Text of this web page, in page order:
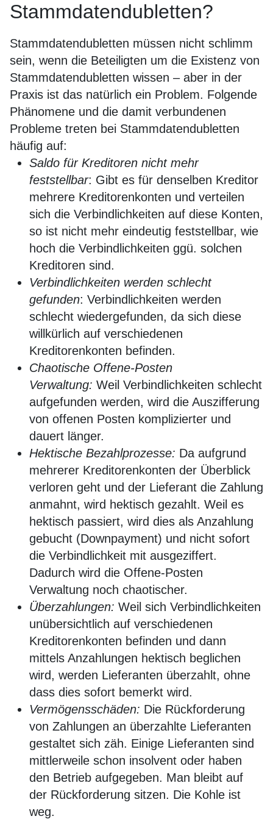
Stammdatendubletten?
Stammdatendubletten müssen nicht schlimm
sein, wenn die Beteiligten um die Existenz von
Stammdatendubletten wissen – aber in der
Praxis ist das natürlich ein Problem. Folgende
Phänomene und die damit verbundenen
Probleme treten bei Stammdatendubletten
häufig auf:
Saldo für Kreditoren nicht mehr
feststellbar: Gibt es für denselben Kreditor
mehrere Kreditorenkonten und verteilen
sich die Verbindlichkeiten auf diese Konten,
so ist nicht mehr eindeutig feststellbar, wie
hoch die Verbindlichkeiten ggü. solchen
Kreditoren sind.
Verbindlichkeiten werden schlecht
gefunden: Verbindlichkeiten werden
schlecht wiedergefunden, da sich diese
willkürlich auf verschiedenen
Kreditorenkonten befinden.
Chaotische Offene-Posten
Verwaltung: Weil Verbindlichkeiten schlecht
aufgefunden werden, wird die Auszifferung
von offenen Posten komplizierter und
dauert länger.
Hektische Bezahlprozesse: Da aufgrund
mehrerer Kreditorenkonten der Überblick
verloren geht und der Lieferant die Zahlung
anmahnt, wird hektisch gezahlt. Weil es
hektisch passiert, wird dies als Anzahlung
gebucht (Downpayment) und nicht sofort
die Verbindlichkeit mit ausgeziffert.
Dadurch wird die Offene-Posten
Verwaltung noch chaotischer.
Überzahlungen: Weil sich Verbindlichkeiten
unübersichtlich auf verschiedenen
Kreditorenkonten befinden und dann
mittels Anzahlungen hektisch beglichen
wird, werden Lieferanten überzahlt, ohne
dass dies sofort bemerkt wird.
Vermögensschäden: Die Rückforderung
von Zahlungen an überzahlte Lieferanten
gestaltet sich zäh. Einige Lieferanten sind
mittlerweile schon insolvent oder haben
den Betrieb aufgegeben. Man bleibt auf
der Rückforderung sitzen. Die Kohle ist
weg.